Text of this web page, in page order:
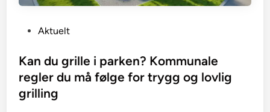
s
t
d
Aktuelt
Kan du grille i parken? Kommunale
regler du må følge for trygg og lovlig
grilling